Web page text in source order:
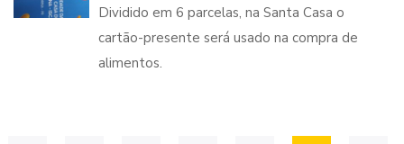
Dividido em 6 parcelas, na Santa Casa o
cartão-presente será usado na compra de
alimentos.